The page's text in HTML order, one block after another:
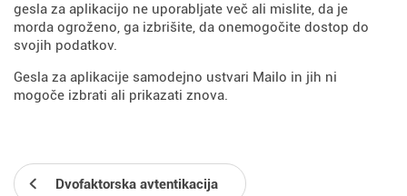
gesla za aplikacijo ne uporabljate več ali mislite, da je
morda ogroženo, ga izbrišite, da onemogočite dostop do
svojih podatkov.
Gesla za aplikacije samodejno ustvari Mailo in jih ni
mogoče izbrati ali prikazati znova.
Dvofaktorska avtentikacija